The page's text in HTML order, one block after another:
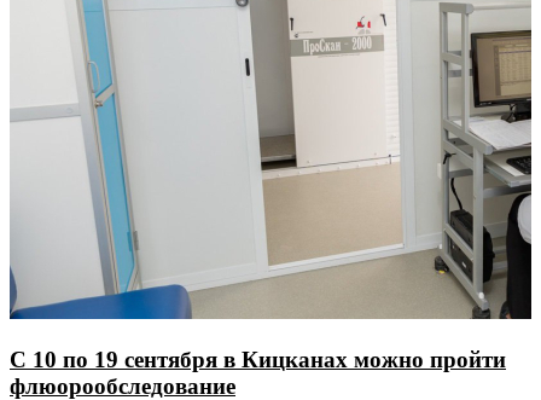
С 10 по 19 сентября в Кицканах можно пройти
флюорообследование